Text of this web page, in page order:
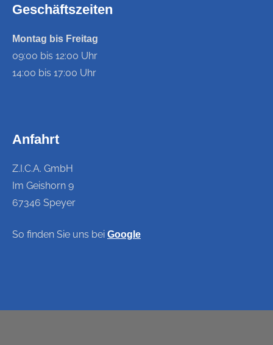
Geschäftszeiten
Montag bis Freitag
09:00 bis 12:00 Uhr
14:00 bis 17:00 Uhr
Anfahrt
Z.I.C.A. GmbH
Im Geishorn 9
67346 Speyer
So finden Sie uns bei Google